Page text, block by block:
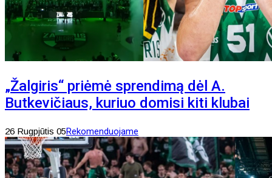
„Žalgiris“ priėmė sprendimą dėl A.
Butkevičiaus, kuriuo domisi kiti klubai
26 Rugpjūtis 05Rekomenduojame